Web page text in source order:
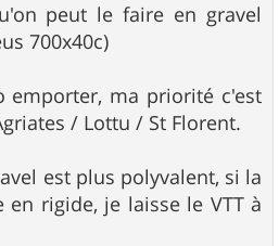
peut le faire en gravel
700x40c)
emporter, ma priorité c'est
/ Lottu / St Florent.
est plus polyvalent, si la
rigide, je laisse le VTT à